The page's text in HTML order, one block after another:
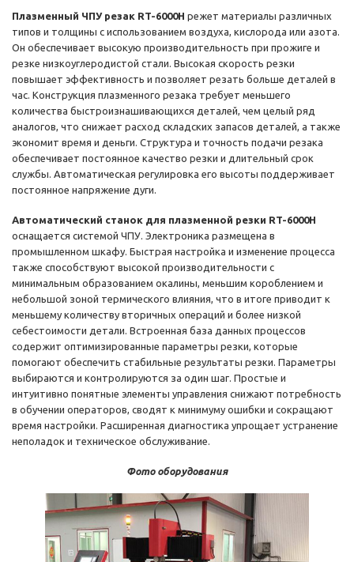
Плазменный ЧПУ резак RT-6000H режет материалы различных
типов и толщины с использованием воздуха, кислорода или азота.
Он обеспечивает высокую производительность при прожиге и
резке низкоуглеродистой стали. Высокая скорость резки
повышает эффективность и позволяет резать больше деталей в
час. Конструкция плазменного резака требует меньшего
количества быстроизнашивающихся деталей, чем целый ряд
аналогов, что снижает расход складских запасов деталей, а также
экономит время и деньги. Структура и точность подачи резака
обеспечивает постоянное качество резки и длительный срок
службы. Автоматическая регулировка его высоты поддерживает
постоянное напряжение дуги.
Автоматический станок для плазменной резки RT-6000H
оснащается системой ЧПУ. Электроника размещена в
промышленном шкафу. Быстрая настройка и изменение процесса
также способствуют высокой производительности с
минимальным образованием окалины, меньшим короблением и
небольшой зоной термического влияния, что в итоге приводит к
меньшему количеству вторичных операций и более низкой
себестоимости детали. Встроенная база данных процессов
содержит оптимизированные параметры резки, которые
помогают обеспечить стабильные результаты резки. Параметры
выбираются и контролируются за один шаг. Простые и
интуитивно понятные элементы управления снижают потребность
в обучении операторов, сводят к минимуму ошибки и сокращают
время настройки. Расширенная диагностика упрощает устранение
неполадок и техническое обслуживание.
Фото оборудования